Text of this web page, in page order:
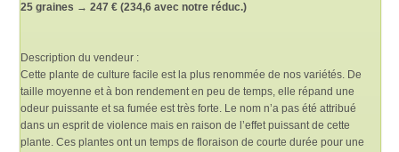
25 graines → 247 € (234,6 avec notre réduc.)
Description du vendeur :
Cette plante de culture facile est la plus renommée de nos variétés. De
taille moyenne et à bon rendement en peu de temps, elle répand une
odeur puissante et sa fumée est très forte. Le nom n’a pas été attribué
dans un esprit de violence mais en raison de l’effet puissant de cette
plante. Ces plantes ont un temps de floraison de courte durée pour une